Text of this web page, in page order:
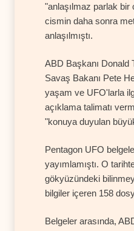
"anlaşılmaz parlak bir
cismin daha sonra
anlaşılmıştı.
ABD Başkanı Donald
Savaş Bakanı Pete
yaşam ve UFO'larla
açıklama talimatı
"konuya duyulan
Pentagon UFO
yayımlamıştı. O
gökyüzündeki
bilgiler içeren 158
Belgeler arasında,